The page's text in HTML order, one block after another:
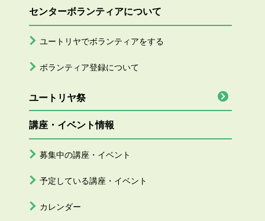
センターボランティアについて
ユートリヤでボランティアをする
ボランティア登録について
ユートリヤ祭
講座・イベント情報
募集中の講座・イベント
予定している講座・イベント
カレンダー